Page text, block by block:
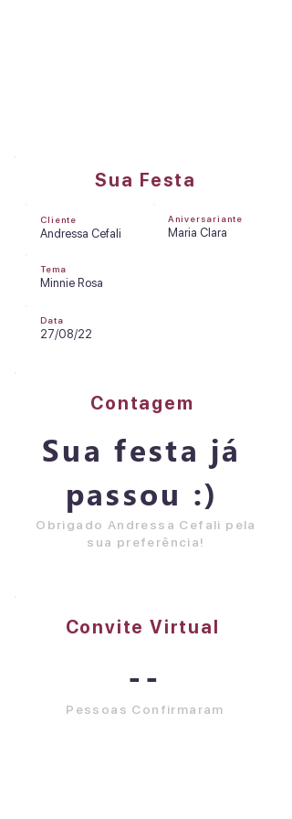
Convite Virtual
--
Pessoas Confirmaram
Contagem
Sua festa já
passou :)
Obrigado Andressa Cefali pela
sua preferência!
Sua Festa
Cliente
Andressa Cefali
Aniversariante
Maria Clara
Tema
Minnie Rosa
Data
27/08/22